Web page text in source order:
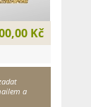
Kč
a